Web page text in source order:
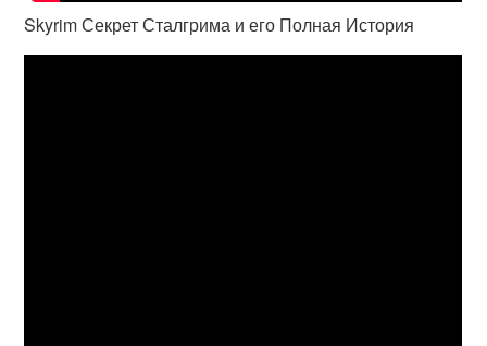
Skyrim Секрет Сталгрима и его Полная История